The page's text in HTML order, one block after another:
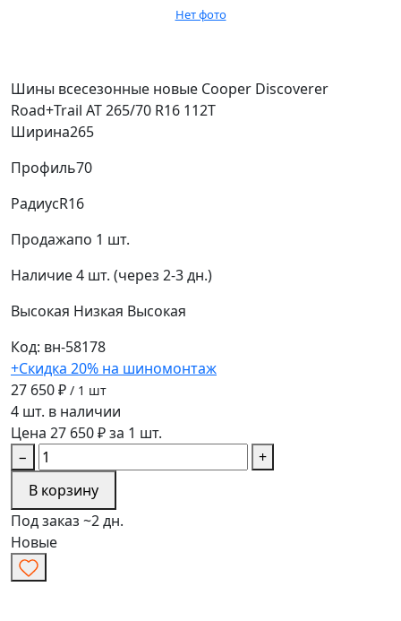
Нет фото
Шины всесезонные новые Cooper Discoverer
Road+Trail AT 265/70 R16 112T
Ширина265
Профиль70
РадиусR16
Продажапо 1 шт.
Наличие4 шт. (через 2-3 дн.)
Высокая Низкая Высокая
Код: вн-58178
+Скидка 20% на шиномонтаж
27 650 ₽ / 1 шт
4 шт. в наличии
Цена 27 650 ₽ за 1 шт.
−
+
В корзину
Под заказ ~2 дн.
Новые